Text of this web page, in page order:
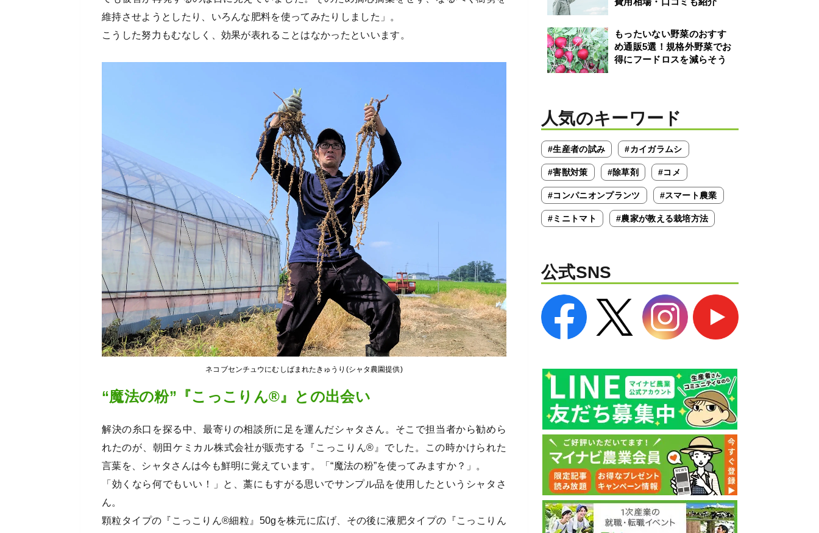
維持させようとしたり、いろんな肥料を使ってみたりしました」。
こうした努力もむなしく、効果が表れることはなかったといいます。
ネコブセンチュウにむしばまれたきゅうり(シャタ農園提供)
“魔法の粉”『こっこりん®』との出会い
解決の糸口を探る中、最寄りの相談所に足を運んだシャタさん。そこで担当者から勧めら
れたのが、朝田ケミカル株式会社が販売する『こっこりん®』でした。この時かけられた
言葉を、シャタさんは今も鮮明に覚えています。「“魔法の粉”を使ってみますか？」。
「効くなら何でもいい！」と、藁にもすがる思いでサンプル品を使用したというシャタさ
ん。
顆粒タイプの『こっこりん®細粒』50gを株元に広げ、その後に液肥タイプの『こっこりん
もったいない野菜のおすす
め通販5選！規格外野菜でお
得にフードロスを減らそう
人気のキーワード
#生産者の試み #カイガラムシ
#害獣対策 #除草剤 #コメ
#コンパニオンプランツ #スマート農業
#ミニトマト #農家が教える栽培方法
公式SNS